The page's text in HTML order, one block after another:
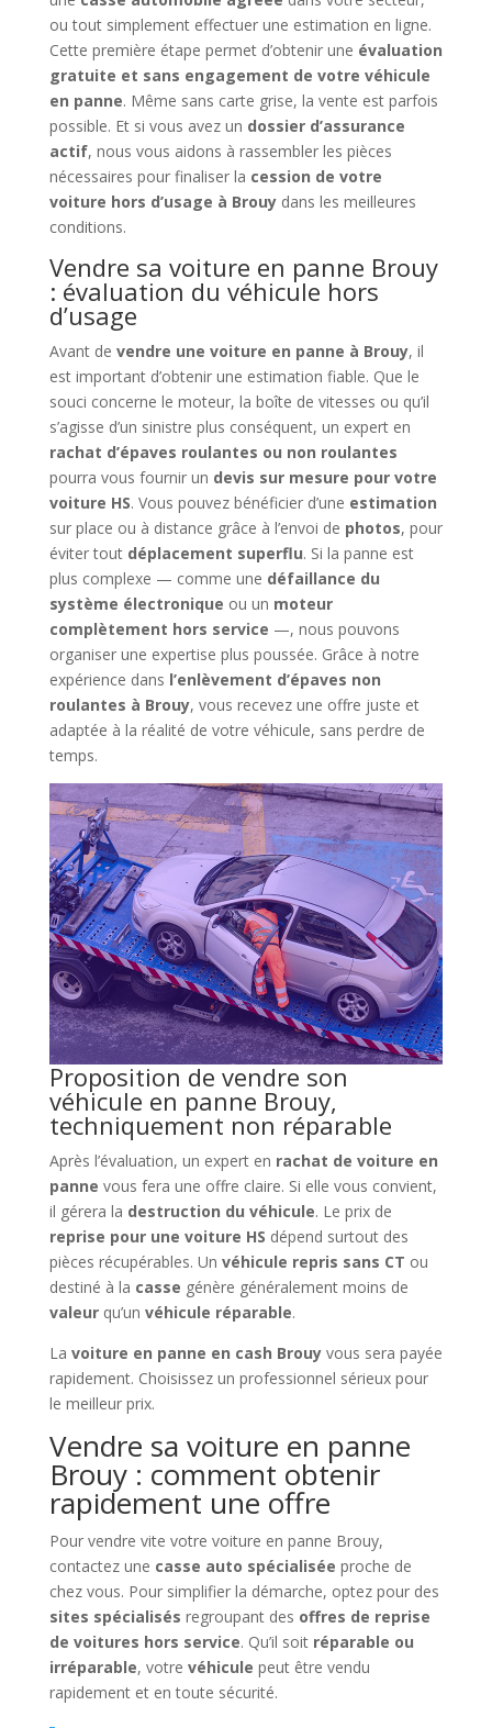
ou tout simplement effectuer une estimation en ligne.
Cette première étape permet d’obtenir une évaluation
gratuite et sans engagement de votre véhicule
en panne. Même sans carte grise, la vente est parfois
possible. Et si vous avez un dossier d’assurance
actif, nous vous aidons à rassembler les pièces
nécessaires pour finaliser la cession de votre
voiture hors d’usage à Brouydans les meilleures
conditions.
Vendre sa voiture en panne Brouy
: évaluation du véhicule hors
d’usage
Avant de vendre une voiture en panne à Brouy, il
est important d’obtenir une estimation fiable. Que le
souci concerne le moteur, la boîte de vitesses ou qu’il
s’agisse d’un sinistre plus conséquent, un expert en
rachat d’épaves roulantes ou non roulantes
pourra vous fournir un devis sur mesure pour votre
voiture HS. Vous pouvez bénéficier d’une estimation
sur place ou à distance grâce à l’envoi de photos, pour
éviter tout déplacement superflu. Si la panne est
plus complexe — comme une défaillance du
système électronique ou un moteur
complètement hors service —, nous pouvons
organiser une expertise plus poussée. Grâce à notre
expérience dans l’enlèvement d’épaves non
roulantes à Brouy, vous recevez une offre juste et
adaptée à la réalité de votre véhicule, sans perdre de
temps.
Proposition de vendre son
véhicule en panne Brouy,
techniquement non réparable
Après l’évaluation, un expert en rachat de voiture en
panne vous fera une offre claire. Si elle vous convient,
il gérera la destruction du véhicule. Le prix de
reprise pour une voiture HS dépend surtout des
pièces récupérables. Un véhicule repris sans CT ou
destiné à la casse génère généralement moins de
valeurqu’un véhicule réparable.
La voiture en panne en cash Brouyvous sera payée
rapidement. Choisissez un professionnel sérieux pour
le meilleur prix.
Vendre sa voiture en panne
Brouy : comment obtenir
rapidement une offre
Pour vendre vite votre voiture en panne Brouy,
contactez une casse auto spécialisée proche de
chez vous. Pour simplifier la démarche, optez pour des
sites spécialisés regroupant des offres de reprise
de voitures hors service. Qu’il soit réparable ou
irréparable, votre véhicule peut être vendu
rapidement et en toute sécurité.